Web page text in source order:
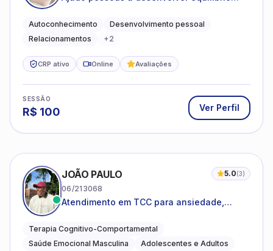
Autoconhecimento
Desenvolvimento pessoal
Relacionamentos
+2
CRP ativo Online Avaliações
SESSÃO
R$ 100 Ver Perfil
JOÃO PAULO 5.0(3)
06/213068
Atendimento em TCC para ansiedade,
emocional
Terapia Cognitivo-Comportamental
Saúde Emocional Masculina
Adolescentes e Adultos